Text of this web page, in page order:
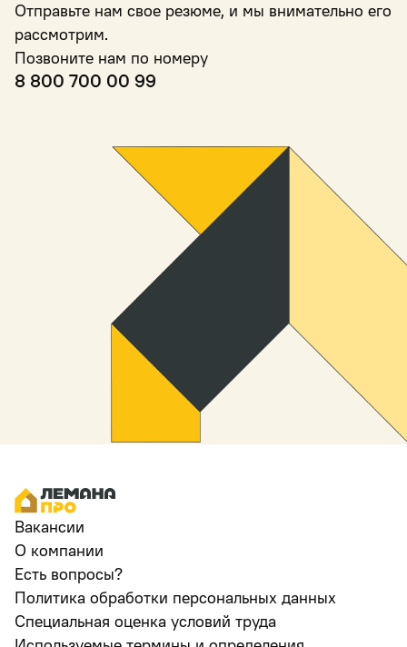
Отправьте нам свое резюме, и мы внимательно его
рассмотрим.
Позвоните нам по номеру
8 800 700 00 99
Вакансии
О компании
Есть вопросы?
Политика обработки персональных данных
Специальная оценка условий труда